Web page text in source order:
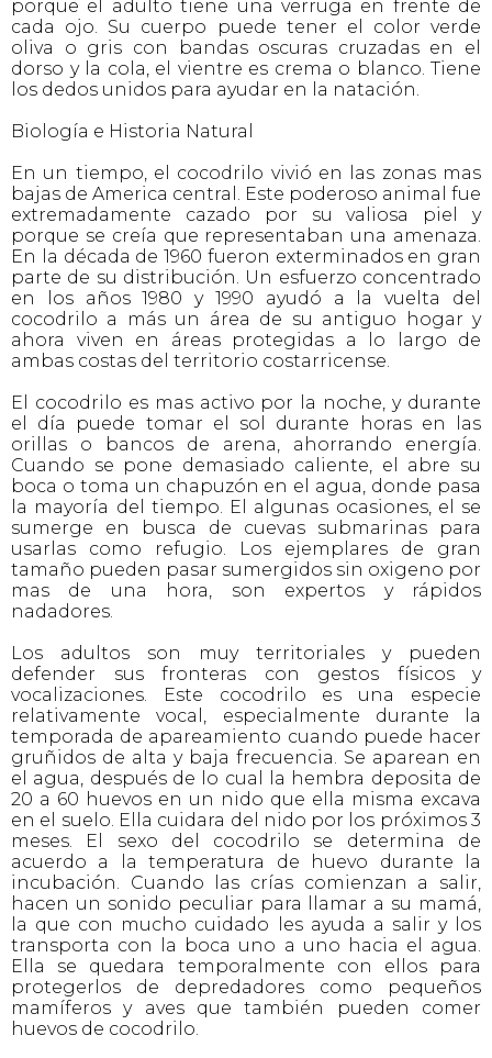
porque el adulto tiene una verruga en frente de
cada ojo. Su cuerpo puede tener el color verde
oliva o gris con bandas oscuras cruzadas en el
dorso y la cola, el vientre es crema o blanco. Tiene
los dedos unidos para ayudar en la natación.
Biología e Historia Natural
En un tiempo, el cocodrilo vivió en las zonas mas
bajas de America central. Este poderoso animal fue
extremadamente cazado por su valiosa piel y
porque se creía que representaban una amenaza.
En la década de 1960 fueron exterminados en gran
parte de su distribución. Un esfuerzo concentrado
en los años 1980 y 1990 ayudó a la vuelta del
cocodrilo a más un área de su antiguo hogar y
ahora viven en áreas protegidas a lo largo de
ambas costas del territorio costarricense.
El cocodrilo es mas activo por la noche, y durante
el día puede tomar el sol durante horas en las
orillas o bancos de arena, ahorrando energía.
Cuando se pone demasiado caliente, el abre su
boca o toma un chapuzón en el agua, donde pasa
la mayoría del tiempo. El algunas ocasiones, el se
sumerge en busca de cuevas submarinas para
usarlas como refugio. Los ejemplares de gran
tamaño pueden pasar sumergidos sin oxigeno por
mas de una hora, son expertos y rápidos
nadadores.
Los adultos son muy territoriales y pueden
defender sus fronteras con gestos físicos y
vocalizaciones. Este cocodrilo es una especie
relativamente vocal, especialmente durante la
temporada de apareamiento cuando puede hacer
gruñidos de alta y baja frecuencia. Se aparean en
el agua, después de lo cual la hembra deposita de
20 a 60 huevos en un nido que ella misma excava
en el suelo. Ella cuidara del nido por los próximos 3
meses. El sexo del cocodrilo se determina de
acuerdo a la temperatura de huevo durante la
incubación. Cuando las crías comienzan a salir,
hacen un sonido peculiar para llamar a su mamá,
la que con mucho cuidado les ayuda a salir y los
transporta con la boca uno a uno hacia el agua.
Ella se quedara temporalmente con ellos para
protegerlos de depredadores como pequeños
mamíferos y aves que también pueden comer
huevos de cocodrilo.